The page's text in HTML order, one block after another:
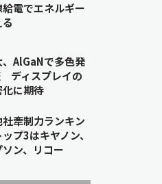
電でエネルギー
AlGaNで多色発
ディスプレイの
に期待
牽制力ランキン
プ3はキヤノン、
ン、リコー